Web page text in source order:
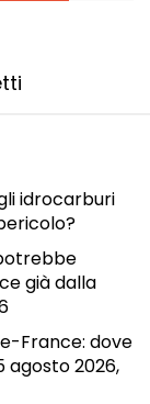
idrocarburi
già dalla
France: dove
agosto 2026,